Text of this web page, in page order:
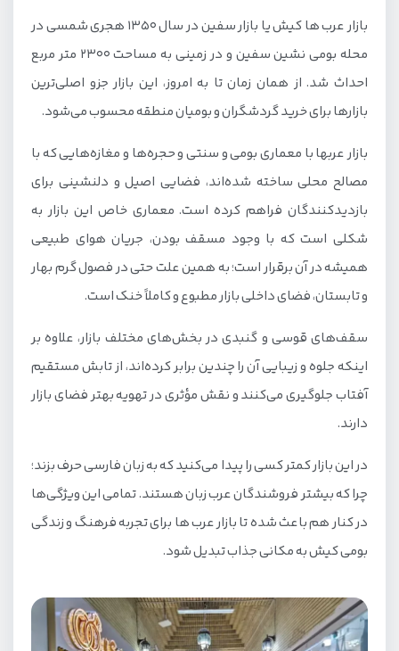
بازار عرب ها کیش یا بازار سفین در سال ۱۳۵۰ هجری شمسی در
محله بومی نشین سفین و در زمینی به مساحت ۲۳۰۰ متر مربع
احداث شد. از همان زمان تا به امروز، این بازار جزو اصلی‌ترین
بازارها برای خرید گردشگران و بومیان منطقه محسوب می‌شود.
بازار عربها با معماری بومی و سنتی و حجره‌ها و مغازه‌هایی که با
مصالح محلی ساخته شده‌اند، فضایی اصیل و دلنشینی برای
بازدیدکنندگان فراهم کرده است. معماری خاص این بازار به
شکلی است که با وجود مسقف بودن، جریان هوای طبیعی
همیشه در آن برقرار است؛ به همین علت حتی در فصول گرم بهار
و تابستان، فضای داخلی بازار مطبوع و کاملاً خنک است.
سقف‌های قوسی و گنبدی در بخش‌های مختلف بازار، علاوه بر
اینکه جلوه و زیبایی آن را چندین برابر کرده‌اند، از تابش مستقیم
آفتاب جلوگیری می‌کنند و نقش مؤثری در تهویه بهتر فضای بازار
دارند.
در این بازار کمتر کسی را پیدا می‌کنید که به زبان فارسی حرف بزند؛
چرا که بیشتر فروشندگان عرب زبان هستند. تمامی این ویژگی‌ها
در کنار هم باعث شده تا بازار عرب ها برای تجربه فرهنگ و زندگی
بومی کیش به مکانی جذاب تبدیل شود.